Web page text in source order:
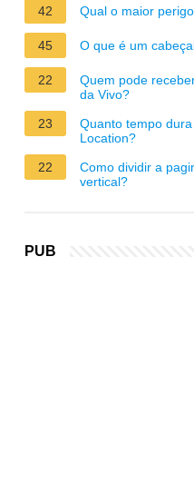
42 Qual o maior
45 O que é um
22
Quem pode
da Vivo?
23
Quanto tempo
Location?
22
Como dividir a
vertical?
PUB